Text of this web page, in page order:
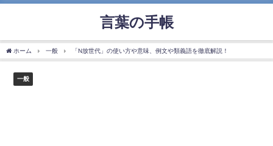
言葉の手帳
ホーム 一般 「N放世代」の使い方や意味、例文や類義語を徹底解説！
一般